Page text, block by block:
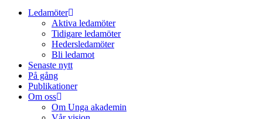
Ledamöter
Aktiva ledamöter
Tidigare ledamöter
Hedersledamöter
Bli ledamot
Senaste nytt
På gång
Publikationer
Om oss
Om Unga akademin